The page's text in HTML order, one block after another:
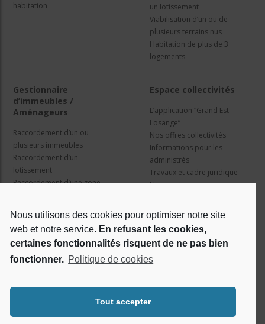
Nous utilisons des cookies pour optimiser notre site
web et notre service. En refusant les cookies,
certaines fonctionnalités risquent de ne pas bien
fonctionner. Politique de cookies
Tout accepter
habitation
un lotissement
Viabilisation d’un ou de
plusieurs terrains nus
Habitation de plus de 3
logements
Gestionnaire
d’immeubles /
Aménageurs
Raccordement d’un ou
plusieurs immeubles
Raccordement d’un
lotissement
Raccordement d’une zone
Espace collectivités
L’application “Grand Est
Losange”
Nos offres collectivités
Informations pour les
administrés
Travaux et cadre juridique
Nos services
Qui sommes nous ?
Le projet Losange
Réseaux sociaux